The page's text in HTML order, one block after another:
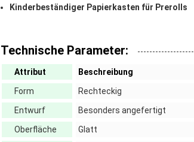
Kinderbeständiger Papierkasten für Prerolls
Technische Parameter:
Attribut
Beschreibung
Form
Rechteckig
Entwurf
Besonders angefertigt
Oberfläche
Glatt